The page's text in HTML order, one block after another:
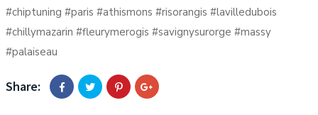
#chiptuning #paris #athismons #risorangis #lavilledubois
#chillymazarin #fleurymerogis #savignysurorge #massy
#palaiseau
Share: